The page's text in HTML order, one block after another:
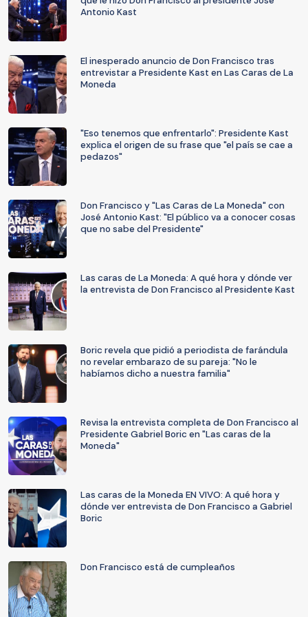
Antonio Kast
El inesperado anuncio de Don Francisco tras
entrevistar a Presidente Kast en Las Caras de La
Moneda
"Eso tenemos que enfrentarlo": Presidente Kast
explica el origen de su frase que "el país se cae a
pedazos"
Don Francisco y "Las Caras de La Moneda" con
José Antonio Kast: "El público va a conocer cosas
que no sabe del Presidente"
Las caras de La Moneda: A qué hora y dónde ver
la entrevista de Don Francisco al Presidente Kast
Boric revela que pidió a periodista de farándula
no revelar embarazo de su pareja: "No le
habíamos dicho a nuestra familia"
Revisa la entrevista completa de Don Francisco al
Presidente Gabriel Boric en "Las caras de la
Moneda"
Las caras de la Moneda EN VIVO: A qué hora y
dónde ver entrevista de Don Francisco a Gabriel
Boric
Don Francisco está de cumpleaños